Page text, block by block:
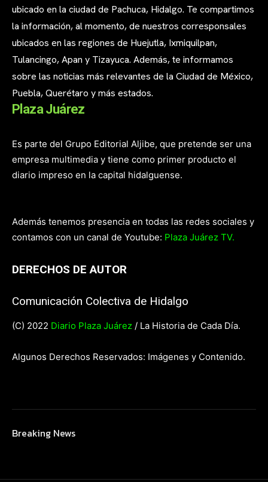
ubicado en la ciudad de Pachuca, Hidalgo. Te compartimos
la información, al momento, de nuestros corresponsales
ubicados en las regiones de Huejutla, Ixmiquilpan,
Tulancingo, Apan y Tizayuca. Además, te informamos
sobre las noticias más relevantes de la Ciudad de México,
Puebla, Querétaro y más estados.
Plaza Juárez
Es parte del Grupo Editorial Aljibe, que pretende ser una
empresa multimedia y tiene como primer producto el
diario impreso en la capital hidalguense.
Además tenemos presencia en todas las redes sociales y
contamos con un canal de Youtube: Plaza Juárez TV.
DERECHOS DE AUTOR
Comunicación Colectiva de Hidalgo
(C) 2022 Diario Plaza Juárez / La Historia de Cada Día.
Algunos Derechos Reservados: Imágenes y Contenido.
Breaking News